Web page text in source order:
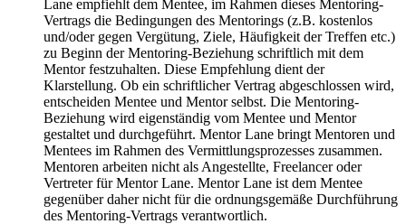
Lane empfiehlt dem Mentee, im Rahmen dieses Mentoring-
Vertrags die Bedingungen des Mentorings (z.B. kostenlos
und/oder gegen Vergütung, Ziele, Häufigkeit der Treffen etc.)
zu Beginn der Mentoring-Beziehung schriftlich mit dem
Mentor festzuhalten. Diese Empfehlung dient der
Klarstellung. Ob ein schriftlicher Vertrag abgeschlossen wird,
entscheiden Mentee und Mentor selbst. Die Mentoring-
Beziehung wird eigenständig vom Mentee und Mentor
gestaltet und durchgeführt. Mentor Lane bringt Mentoren und
Mentees im Rahmen des Vermittlungsprozesses zusammen.
Mentoren arbeiten nicht als Angestellte, Freelancer oder
Vertreter für Mentor Lane. Mentor Lane ist dem Mentee
gegenüber daher nicht für die ordnungsgemäße Durchführung
des Mentoring-Vertrags verantwortlich.